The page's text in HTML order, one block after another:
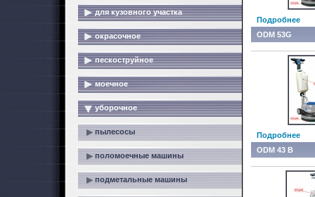
для кузовного участка
окрасочное
пескоструйное
моечное
уборочное
пылесосы
поломоечные машины
подметальные машины
Подробнее
ODM 53G
Подробнее
ODM 43 B